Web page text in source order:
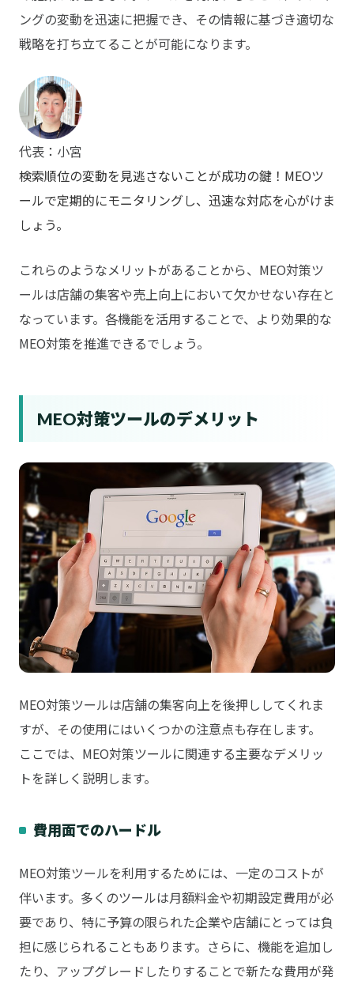
ングの変動を迅速に把握でき、その情報に基づき適切な
戦略を打ち立てることが可能になります。
代表：小宮
検索順位の変動を見逃さないことが成功の鍵！MEOツ
ールで定期的にモニタリングし、迅速な対応を心がけま
しょう。
これらのようなメリットがあることから、MEO対策ツ
ールは店舗の集客や売上向上において欠かせない存在と
なっています。各機能を活用することで、より効果的な
MEO対策を推進できるでしょう。
MEO対策ツールのデメリット
MEO対策ツールは店舗の集客向上を後押ししてくれま
すが、その使用にはいくつかの注意点も存在します。
ここでは、MEO対策ツールに関連する主要なデメリッ
トを詳しく説明します。
費用面でのハードル
MEO対策ツールを利用するためには、一定のコストが
伴います。多くのツールは月額料金や初期設定費用が必
要であり、特に予算の限られた企業や店舗にとっては負
担に感じられることもあります。さらに、機能を追加し
たり、アップグレードしたりすることで新たな費用が発